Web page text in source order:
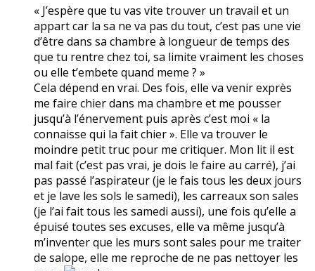
« J’espère que tu vas vite trouver un travail et un
appart car la sa ne va pas du tout, c’est pas une vie
d’être dans sa chambre à longueur de temps des
que tu rentre chez toi, sa limite vraiment les choses
ou elle t’embete quand meme ? »
Cela dépend en vrai. Des fois, elle va venir exprès
me faire chier dans ma chambre et me pousser
jusqu’à l’énervement puis après c’est moi « la
connaisse qui la fait chier ». Elle va trouver le
moindre petit truc pour me critiquer. Mon lit il est
mal fait (c’est pas vrai, je dois le faire au carré), j’ai
pas passé l’aspirateur (je le fais tous les deux jours
et je lave les sols le samedi), les carreaux son sales
(je l’ai fait tous les samedi aussi), une fois qu’elle a
épuisé toutes ses excuses, elle va même jusqu’à
m’inventer que les murs sont sales pour me traiter
de salope, elle me reproche de ne pas nettoyer les